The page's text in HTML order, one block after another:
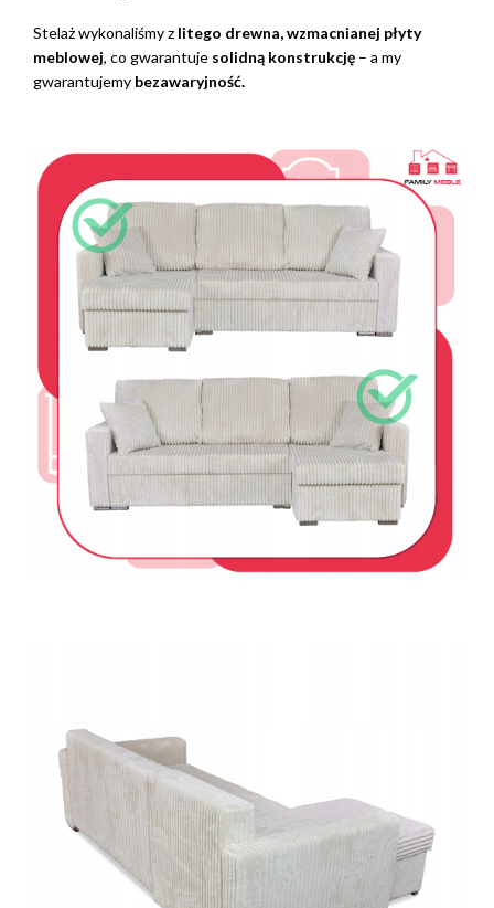
Stelaż wykonaliśmy z litego drewna, wzmacnianej płyty
meblowej, co gwarantuje solidną konstrukcję – a my
gwarantujemy bezawaryjność.